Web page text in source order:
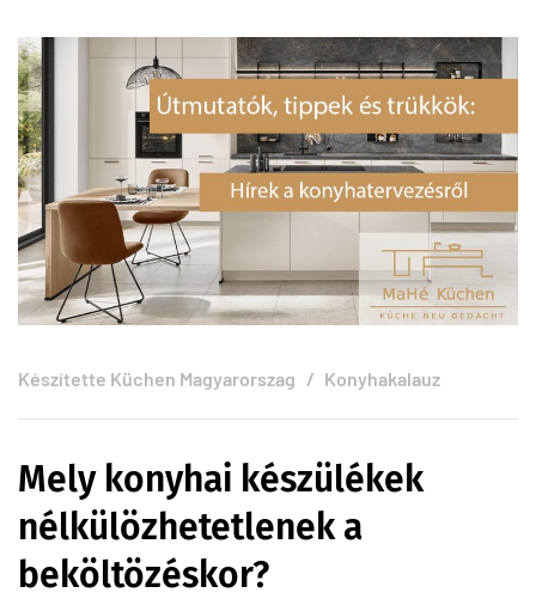
Készítette Küchen Magyarorszag Konyhakalauz
Mely konyhai készülékek
nélkülözhetetlenek a
beköltözéskor?